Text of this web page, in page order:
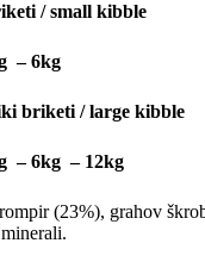
/ small kibble
– 6kg
large kibble
– 6kg – 12kg
(23%), grahov